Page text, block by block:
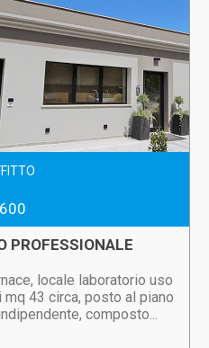
PROFESSIONALE
locale laboratorio uso
43 circa, posto al piano
composto...